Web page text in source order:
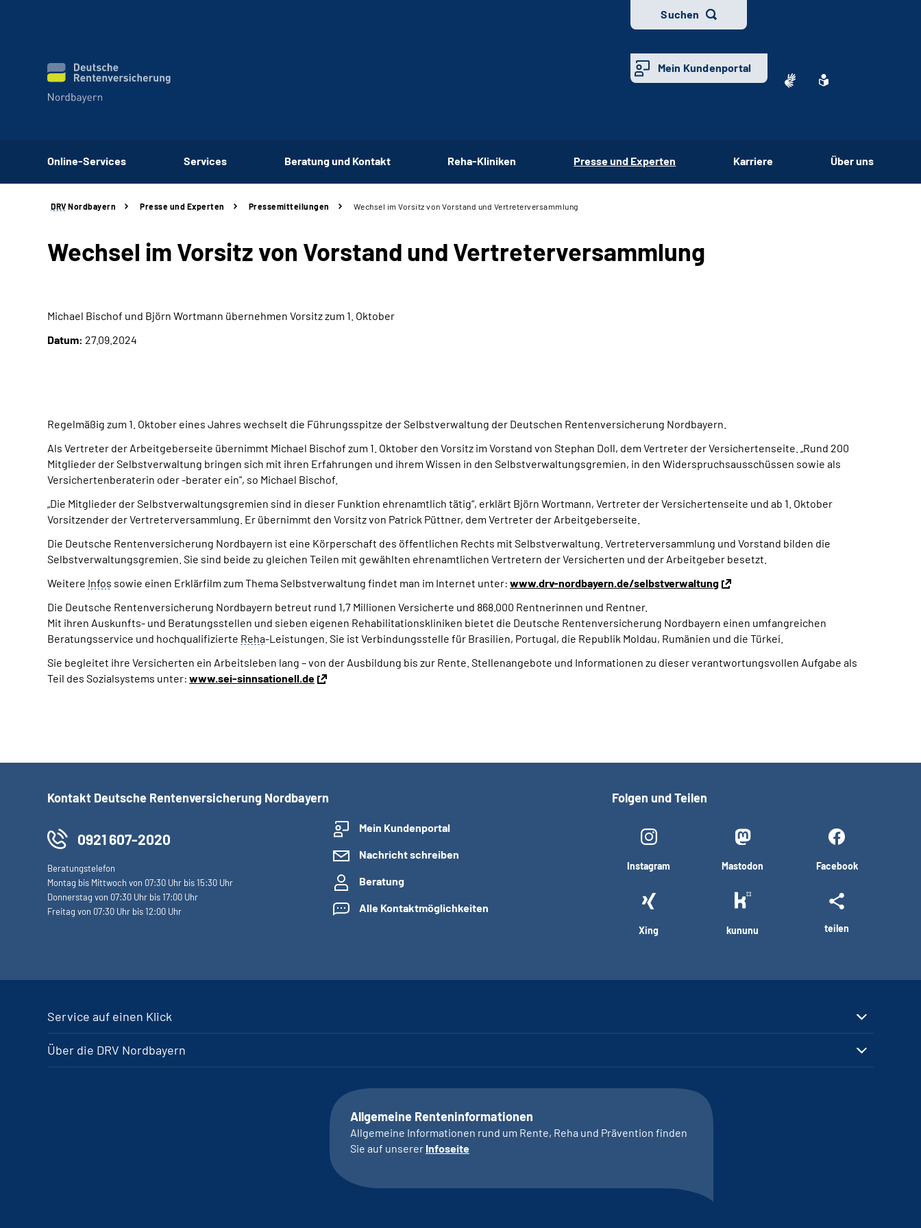
Suchen
Mein Kundenportal
Online-Services Services Beratung und Kontakt Reha-Kliniken Presse und Experten Karriere Über uns
DRV Nordbayern Presse und Experten Pressemitteilungen Wechsel im Vorsitz von Vorstand und Vertreterversammlung
Wechsel im Vorsitz von Vorstand und Vertreterversammlung
Michael Bischof und Björn Wortmann übernehmen Vorsitz zum 1. Oktober
Datum: 27.09.2024
Regelmäßig zum 1. Oktober eines Jahres wechselt die Führungsspitze der Selbstverwaltung der Deutschen Rentenversicherung Nordbayern.
Als Vertreter der Arbeitgeberseite übernimmt Michael Bischof zum 1. Oktober den Vorsitz im Vorstand von Stephan Doll, dem Vertreter der Versichertenseite. „Rund 200
Mitglieder der Selbstverwaltung bringen sich mit ihren Erfahrungen und ihrem Wissen in den Selbstverwaltungsgremien, in den Widerspruchsausschüssen sowie als
Versichertenberaterin oder -berater ein", so Michael Bischof.
„Die Mitglieder der Selbstverwaltungsgremien sind in dieser Funktion ehrenamtlich tätig“, erklärt Björn Wortmann, Vertreter der Versichertenseite und ab 1. Oktober
Vorsitzender der Vertreterversammlung. Er übernimmt den Vorsitz von Patrick Püttner, dem Vertreter der Arbeitgeberseite.
Die Deutsche Rentenversicherung Nordbayern ist eine Körperschaft des öffentlichen Rechts mit Selbstverwaltung. Vertreterversammlung und Vorstand bilden die
Selbstverwaltungsgremien. Sie sind beide zu gleichen Teilen mit gewählten ehrenamtlichen Vertretern der Versicherten und der Arbeitgeber besetzt.
Weitere Infos sowie einen Erklärfilm zum Thema Selbstverwaltung findet man im Internet unter: www.drv-nordbayern.de/selbstverwaltung
Die Deutsche Rentenversicherung Nordbayern betreut rund 1,7 Millionen Versicherte und 868.000 Rentnerinnen und Rentner.
Mit ihren Auskunfts- und Beratungsstellen und sieben eigenen Rehabilitationskliniken bietet die Deutsche Rentenversicherung Nordbayern einen umfangreichen
Beratungsservice und hochqualifizierte Reha-Leistungen. Sie ist Verbindungsstelle für Brasilien, Portugal, die Republik Moldau, Rumänien und die Türkei.
Sie begleitet ihre Versicherten ein Arbeitsleben lang – von der Ausbildung bis zur Rente. Stellenangebote und Informationen zu dieser verantwortungsvollen Aufgabe als
Teil des Sozialsystems unter: www.sei-sinnsationell.de
Kontakt Deutsche Rentenversicherung Nordbayern
0921 607-2020
Beratungstelefon
Montag bis Mittwoch von 07:30 Uhr bis 15:30 Uhr
Donnerstag von 07:30 Uhr bis 17:00 Uhr
Freitag von 07:30 Uhr bis 12:00 Uhr
Mein Kundenportal
Nachricht schreiben
Beratung
Alle Kontaktmöglichkeiten
Folgen und Teilen
Instagram Mastodon Facebook
Xing kununu teilen
Service auf einen Klick
Über die DRV Nordbayern
Allgemeine Renteninformationen
Allgemeine Informationen rund um Rente, Reha und Prävention finden
Sie auf unserer Infoseite